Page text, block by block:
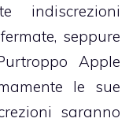
indiscrezioni
seppure
Apple
le sue
saranno